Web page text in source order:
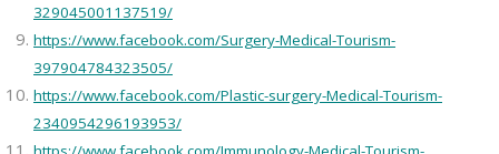
329045001137519/
https://www.facebook.com/Surgery-Medical-Tourism-
397904784323505/
https://www.facebook.com/Plastic-surgery-Medical-Tourism-
2340954296193953/